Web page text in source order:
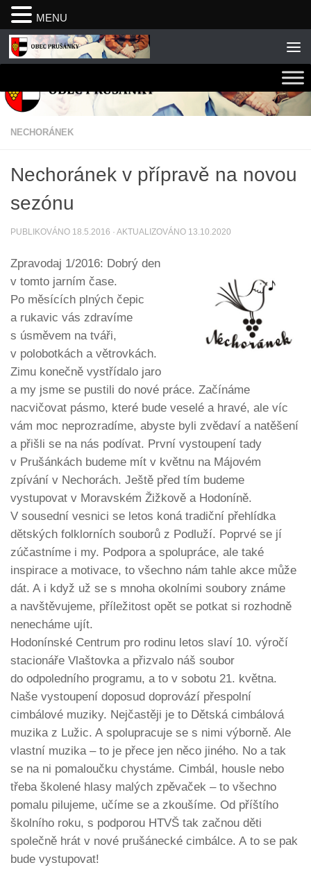
Skip to content
NECHORÁNEK
Nechoránek v přípravě na novou
sezónu
PUBLIKOVÁNO 18.5.2016 · AKTUALIZOVÁNO 13.10.2020
Zpravodaj 1/2016: Dobrý den
v tomto jarním čase.
Po měsících plných čepic
a rukavic vás zdravíme
s úsměvem na tváři,
v polobotkách a větrovkách.
Zimu konečně vystřídalo jaro
a my jsme se pustili do nové práce. Začínáme
nacvičovat pásmo, které bude veselé a hravé, ale víc
vám moc neprozradíme, abyste byli zvědaví a natěšení
a přišli se na nás podívat. První vystoupení tady
v Prušánkách budeme mít v květnu na Májovém
zpívání v Nechorách. Ještě před tím budeme
vystupovat v Moravském Žižkově a Hodoníně.
V sousední vesnici se letos koná tradiční přehlídka
dětských folklorních souborů z Podluží. Poprvé se jí
zúčastníme i my. Podpora a spolupráce, ale také
inspirace a motivace, to všechno nám tahle akce může
dát. A i když už se s mnoha okolními soubory známe
a navštěvujeme, příležitost opět se potkat si rozhodně
nenecháme ujít.
Hodonínské Centrum pro rodinu letos slaví 10. výročí
stacionáře Vlaštovka a přizvalo náš soubor
do odpoledního programu, a to v sobotu 21. května.
Naše vystoupení doposud doprovází přespolní
cimbálové muziky. Nejčastěji je to Dětská cimbálová
muzika z Lužic. A spolupracuje se s nimi výborně. Ale
vlastní muzika – to je přece jen něco jiného. No a tak
se na ni pomaloučku chystáme. Cimbál, housle nebo
třeba školené hlasy malých zpěvaček – to všechno
pomalu pilujeme, učíme se a zkoušíme. Od příštího
školního roku, s podporou HTVŠ tak začnou děti
společně hrát v nové prušánecké cimbálce. A to se pak
bude vystupovat!
MENU